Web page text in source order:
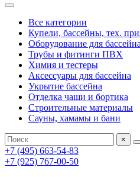
Все категории
Купели, бассейны, тех.
Оборудование для бассейна
Трубы и фитинги ПВХ
Химия и тестеры
Аксессуары для бассейна
Укрытие бассейна
Отделка чаши и бортика
Строительные материалы
Сауны, хамамы и бани
×
+7 (495) 663-54-83
+7 (925) 767-00-50